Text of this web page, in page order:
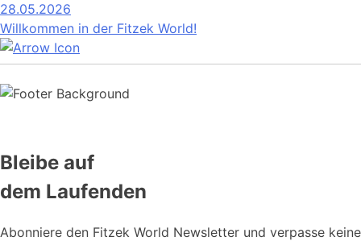
28.05.2026
Willkommen in der Fitzek World!
Bleibe auf
dem Laufenden
Abonniere den Fitzek World Newsletter und verpasse keine